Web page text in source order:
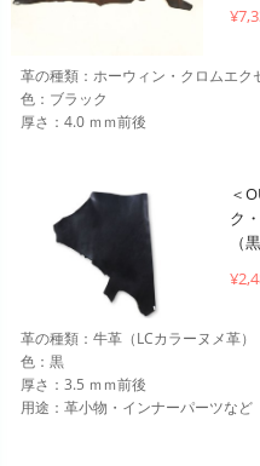
¥
革の種類：ホーウィン・クロムエク
色：ブラック
厚さ：4.0 ｍｍ前後
＜
ク
（
革の種類：牛革（LCカラーヌメ革）
色：黒
厚さ：3.5 ｍｍ前後
用途：革小物・インナーパーツなど